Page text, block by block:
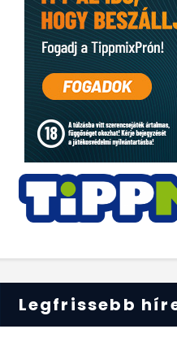
Legfrissebb